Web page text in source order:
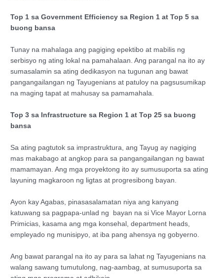
Top 1 sa Government Efficiency sa Region 1 at Top 5 sa
buong bansa
Tunay na mahalaga ang pagiging epektibo at mabilis ng
serbisyo ng ating lokal na pamahalaan. Ang parangal na ito ay
sumasalamin sa ating dedikasyon na tugunan ang bawat
pangangailangan ng Tayugenians at patuloy na pagsusumikap
na maging tapat at mahusay sa pamamahala.
Top 3 sa Infrastructure sa Region 1 at Top 25 sa buong
bansa
Sa ating pagtutok sa imprastruktura, ang Tayug ay nagiging
mas makabago at angkop para sa pangangailangan ng bawat
mamamayan. Ang mga proyektong ito ay sumusuporta sa ating
layuning magkaroon ng ligtas at progresibong bayan.
Ayon kay Agabas, pinasasalamatan niya ang kanyang
katuwang sa pagpapa-unlad ng bayan na si Vice Mayor Lorna
Primicias, kasama ang mga konsehal, department heads,
empleyado ng munisipyo, at iba pang ahensya ng gobyerno.
Ang bawat parangal na ito ay para sa lahat ng Tayugenians na
walang sawang tumutulong, nag-aambag, at sumusuporta sa